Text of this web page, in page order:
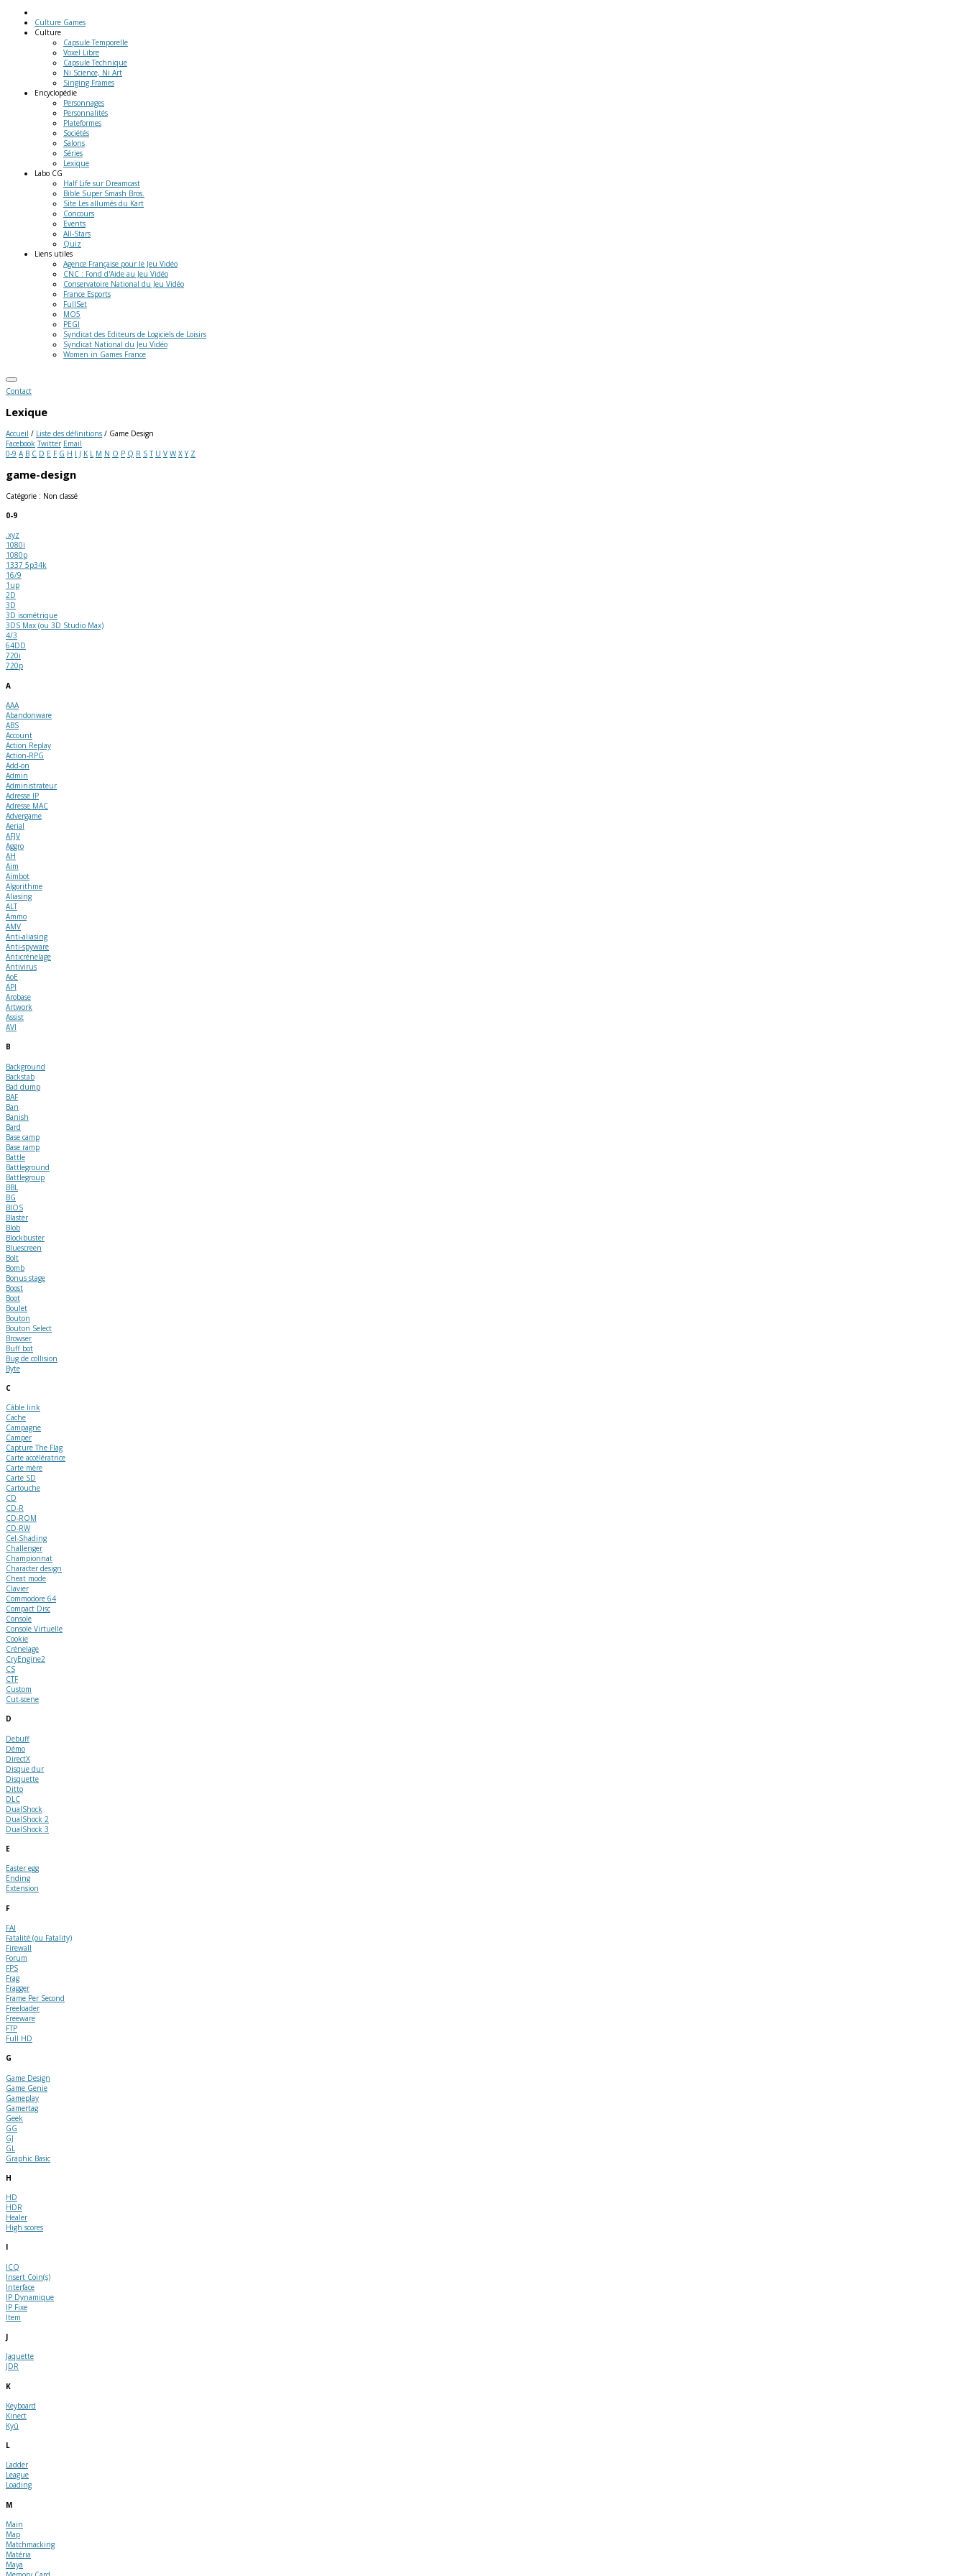
Culture Games
Culture
Capsule Temporelle
Voxel Libre
Capsule Technique
Ni Science, Ni Art
Singing Frames
Encyclopédie
Personnages
Personnalités
Plateformes
Sociétés
Salons
Séries
Lexique
Labo CG
Half Life sur Dreamcast
Bible Super Smash Bros.
Site Les allumés du Kart
Concours
Events
All-Stars
Quiz
Liens utiles
Agence Française pour le Jeu Vidéo
CNC : Fond d'Aide au Jeu Vidéo
Conservatoire National du Jeu Vidéo
France Esports
FullSet
MO5
PEGI
Syndicat des Editeurs de Logiciels de Loisirs
Syndicat National du Jeu Vidéo
Women in Games France
Contact
Lexique
Accueil / Liste des définitions / Game Design
Facebook Twitter Email
0-9 A B C D E F G H I J K L M N O P Q R S T U V W X Y Z
game-design
Catégorie : Non classé
0-9
.xyz
1080i
1080p
1337 5p34k
16/9
1up
2D
3D
3D isométrique
3DS Max (ou 3D Studio Max)
4/3
64DD
720i
720p
A
AAA
Abandonware
ABS
Account
Action Replay
Action-RPG
Add-on
Admin
Administrateur
Adresse IP
Adresse MAC
Advergame
Aerial
AFJV
Aggro
AH
Aim
Aimbot
Algorithme
Aliasing
ALT
Ammo
AMV
Anti-aliasing
Anti-spyware
Anticrénelage
Antivirus
AoE
API
Arobase
Artwork
Assist
AVI
B
Background
Backstab
Bad dump
BAF
Ban
Banish
Bard
Base camp
Base ramp
Battle
Battleground
Battlegroup
BBL
BG
BIOS
Blaster
Blob
Blockbuster
Bluescreen
Bolt
Bomb
Bonus stage
Boost
Boot
Boulet
Bouton
Bouton Select
Browser
Buff bot
Bug de collision
Byte
C
Câble link
Cache
Campagne
Camper
Capture The Flag
Carte accélératrice
Carte mère
Carte SD
Cartouche
CD
CD-R
CD-ROM
CD-RW
Cel-Shading
Challenger
Championnat
Character design
Cheat mode
Clavier
Commodore 64
Compact Disc
Console
Console Virtuelle
Cookie
Crénelage
CryEngine2
CS
CTF
Custom
Cut-scene
D
Debuff
Démo
DirectX
Disque dur
Disquette
Ditto
DLC
DualShock
DualShock 2
DualShock 3
E
Easter egg
Ending
Extension
F
FAI
Fatalité (ou Fatality)
Firewall
Forum
FPS
Frag
Fragger
Frame Per Second
Freeloader
Freeware
FTP
Full HD
G
Game Design
Game Genie
Gameplay
Gamertag
Geek
GG
GJ
GL
Graphic Basic
H
HD
HDR
Healer
High scores
I
ICQ
Insert Coin(s)
Interface
IP Dynamique
IP Fixe
Item
J
Jaquette
JDR
K
Keyboard
Kinect
Kyû
L
Ladder
League
Loading
M
Main
Map
Matchmacking
Matéria
Maya